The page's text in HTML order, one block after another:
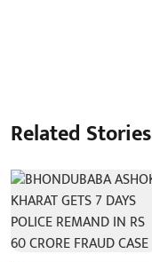
Related Stories